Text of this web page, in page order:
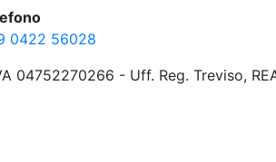
0422 56028
04752270266 - Uff. Reg. Treviso,